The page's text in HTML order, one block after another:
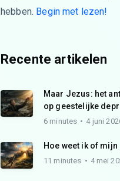
hebben. Begin met lezen!
Recente artikelen
Maar Jezus: het
op geestelijke
6 minutes 4 juni
Hoe weet ik of
11 minutes 4 mei